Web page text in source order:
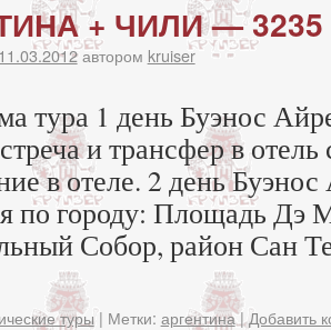
+ ЧИЛИ — 3235
11.03.2012автором kruiser
тура 1 день Буэнос
и трансфер в
в отеле. 2 день
по городу: Площадь Дэ
Собор, район Сан
туры | Метки: аргентина | Добавить